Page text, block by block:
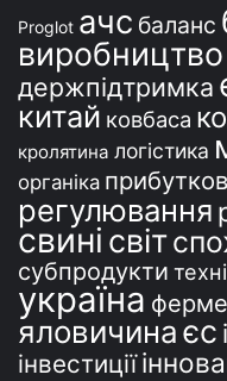
Proglot ачс баланс
виробництво
держпідтримка
китай ковбаса
кролятина логістика
органіка
регулювання
свині світ
субпродукти
україна
яловичинаєс
інвестиції